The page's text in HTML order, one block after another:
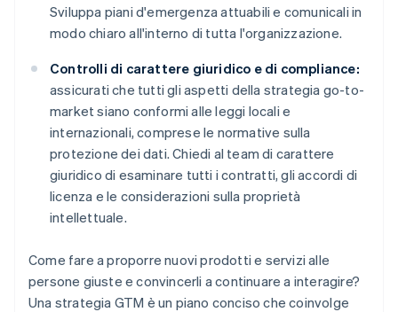
Sviluppa piani d'emergenza attuabili e comunicali in
modo chiaro all'interno di tutta l'organizzazione.
Controlli di carattere giuridico e di compliance:
assicurati che tutti gli aspetti della strategia go-to-
market siano conformi alle leggi locali e
internazionali, comprese le normative sulla
protezione dei dati. Chiedi al team di carattere
giuridico di esaminare tutti i contratti, gli accordi di
licenza e le considerazioni sulla proprietà
intellettuale.
Come fare a proporre nuovi prodotti e servizi alle
persone giuste e convincerli a continuare a interagire?
Una strategia GTM è un piano conciso che coinvolge